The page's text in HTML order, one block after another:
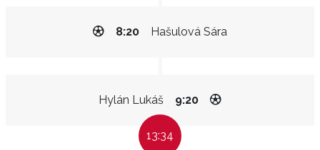
Hašulová Sára
8:20
Hylán Lukáš 9:20
13:34